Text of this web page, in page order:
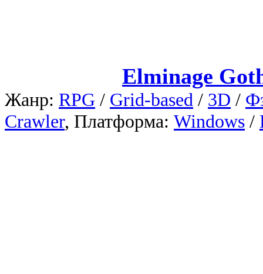
Elminage
Жанр: RPG / Grid-based / 3D /
Crawler, Платформа: Windows /